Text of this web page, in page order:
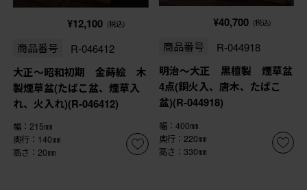
¥12,100 (税込)
商品番号 R-046412
大正〜昭和初期 金蒔絵 木
製煙草盆(たばこ盆、煙草入
れ、火入れ)(R-046412)
幅：215㎜
奥行：140㎜
高さ：20㎜
¥40,700 (税込)
商品番号 R-044918
明治〜大正 黒檀製 煙草盆
4点(銅火入、唐木、たばこ
盆)(R-044918)
幅：400㎜
奥行：220㎜
高さ：330㎜